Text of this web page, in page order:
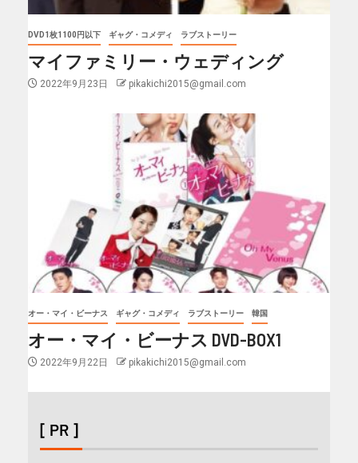
DVD1枚1100円以下 ギャグ・コメディ ラブストーリー
マイファミリー・ウェディング
2022年9月23日 pikakichi2015@gmail.com
オー・マイ・ビーナス ギャグ・コメディ ラブストーリー 韓国
オー・マイ・ビーナス DVD-BOX1
2022年9月22日 pikakichi2015@gmail.com
[ PR ]